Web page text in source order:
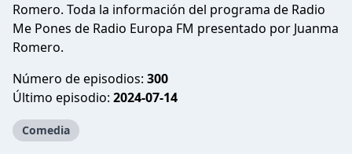
Romero. Toda la información del programa de Radio
Me Pones de Radio Europa FM presentado por Juanma
Romero.
Número de episodios: 300
Último episodio: 2024-07-14
Comedia